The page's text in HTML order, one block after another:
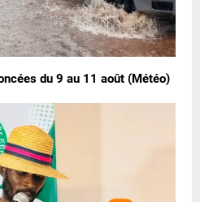
du 9 au 11 août (Météo)